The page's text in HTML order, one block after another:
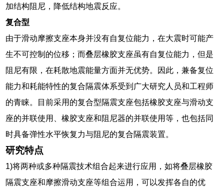
加结构阻尼，降低结构地震反应。
复合型
由于滑动摩擦支座本身并没有自复位能力，在大震时可能产
生不可控制的位移；而叠层橡胶支座虽有自复位能力，但是
阻尼有限，在耗散地震能量方面并无优势。因此，兼备复位
能力和耗能特性的复合隔震体系受到广大研究人员和工程师
的青睐。目前采用的复合型隔震支座包括橡胶支座与滑动支
座的并联使用、橡胶支座和阻尼器的并联使用等，也包括同
时具备弹性水平恢复力与阻尼的复合隔震装置。
研究特点
1)将两种或多种隔震技术组合起来进行应用，如将叠层橡胶
隔震支座和摩擦滑动支座等组合运用，可以发挥各自的优